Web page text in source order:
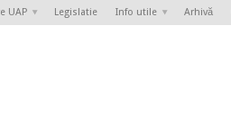
UAP Legislatie Info utile Arhivă